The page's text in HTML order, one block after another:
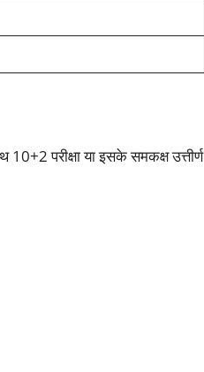
परीक्षा या इसके समकक्ष उत्तीर्ण